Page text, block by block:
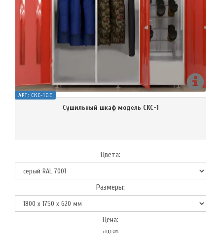
АРТ: СКС-1GE
Сушильный шкаф модель СКС-1
Цвета:
Размеры:
Цена:
с НДС-22%